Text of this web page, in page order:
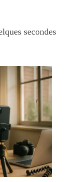
secondes